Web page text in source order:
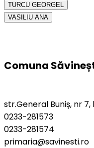
TURCU GEORGEL
VASILIU ANA
Comuna
str.General Buniș, nr
0233-281573
0233-281574
primaria@savinesti.ro